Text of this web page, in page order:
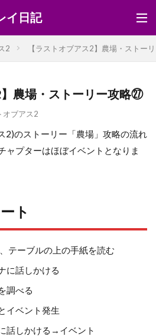
イ日記
2 【ラストオブアス2】農場・ストー
】農場・ストーリー攻略㉗
オブアス2
2)のストーリー「農場」攻略の流れ
ャプターはほぼイベントとなりま
ト
テーブルの上の手紙を読む
に話しかける
調べる
イベント発生
話しかける→イベント